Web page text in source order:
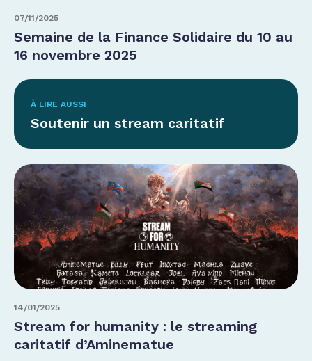
07/11/2025
Semaine de la Finance Solidaire du 10 au
16 novembre 2025
À LIRE AUSSI
Soutenir un stream caritatif
14/01/2025
Stream for humanity : le streaming
caritatif d’Aminematue